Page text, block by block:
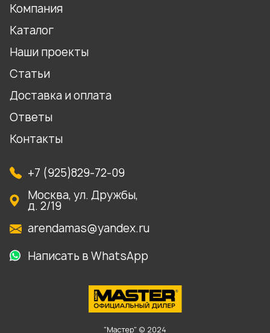
Компания
Каталог
Наши проекты
Статьи
Доставка и оплата
Ответы
Контакты
+7 (925)829-72-09
Москва, ул. Дружбы,
д. 2/19
arendamas@yandex.ru
Написать в WhatsApp
"Мастер" © 2024